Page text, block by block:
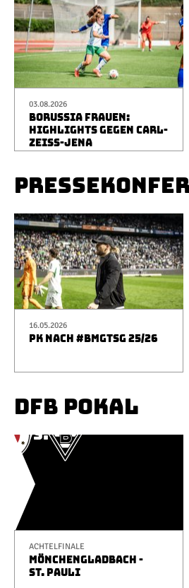
03.08.2026
BORUSSIA FRAUEN:
HIGHLIGHTS GEGEN CARL-
ZEISS-JENA
16.05.2026
PK NACH #BMGTSG 25/26
DFB POKAL
ACHTELFINALE
MÖNCHENGLADBACH -
ST. PAULI